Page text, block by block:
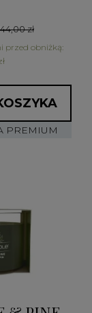
zł
przed obniżką:
PREMIUM